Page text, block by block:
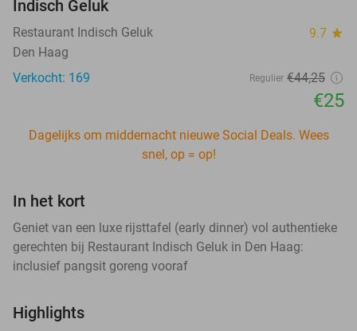
Indisch Geluk
Restaurant Indisch Geluk 9.7 star
Den Haag
Verkocht: 169
Regulier €44,25
€25
Dagelijks om middernacht nieuwe Social Deals. Wees
snel, op = op!
In het kort
Geniet van een luxe rijsttafel (early dinner) vol authentieke
gerechten bij Restaurant Indisch Geluk in Den Haag:
inclusief pangsit goreng vooraf
Highlights